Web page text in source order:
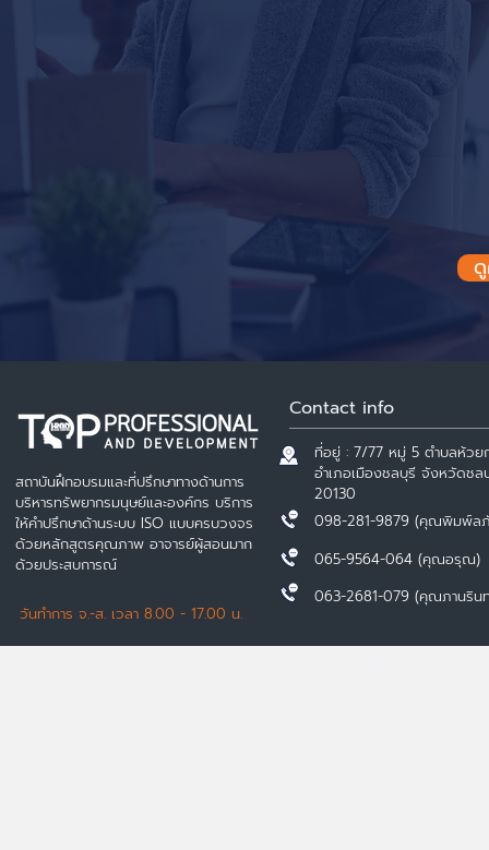
สถาบันฝึกอบรมและที่ปรึกษาทางด้านการ
บริหารทรัพยากรมนุษย์และองค์กร บริการ
ให้คำปรึกษาด้านระบบ ISO แบบครบวงจร
ด้วยหลักสูตรคุณภาพ อาจารย์ผู้สอนมาก
ด้วยประสบการณ์
วันทำการ จ.-ส. เวลา 8.00 - 17.00 น.
Contact info
ที่อยู่ : 7/77 หมู่ 5 ตำบลห้วย
อำเภอเมืองชลบุรี จังหวัดชล
20130
098-281-9879 (คุณพิมพ์ล
065-9564-064 (คุณอรุณ)
063-2681-079 (คุณภานริน